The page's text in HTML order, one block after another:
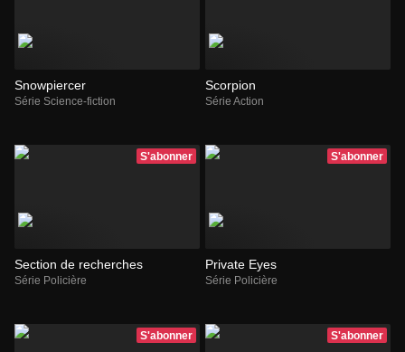
Snowpiercer
Série Science-fiction
Scorpion
Série Action
S'abonner
Section de recherches
Série Policière
S'abonner
Private Eyes
Série Policière
S'abonner S'abonner